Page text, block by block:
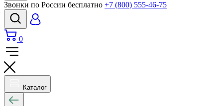
Звонки по России бесплатно +7 (800) 555-46-75
0
Каталог